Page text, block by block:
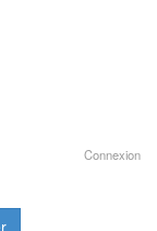
Connexion